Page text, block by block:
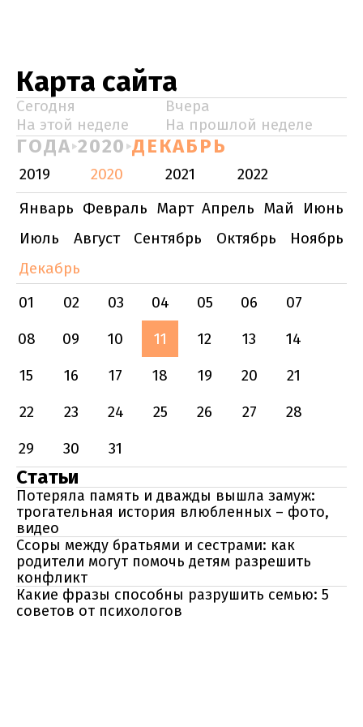
Карта сайта
Сегодня
Вчера
На этой неделе
На прошлой неделе
ГОДА 2020 ДЕКАБРЬ
2019 2020 2021
2022
Январь Февраль Март Апрель Май
Июнь
Июль
Август Сентябрь Октябрь
Ноябрь
Декабрь
01
02 03 04 05 06
07
08
09 10 11 12 13
14
15
16 17 18 19 20
21
22
23 24 25 26 27
28
29
30 31
Статьи
Потеряла память и дважды вышла замуж:
трогательная история влюбленных – фото,
видео
Ссоры между братьями и сестрами: как
родители могут помочь детям разрешить
конфликт
Какие фразы способны разрушить семью: 5
советов от психологов